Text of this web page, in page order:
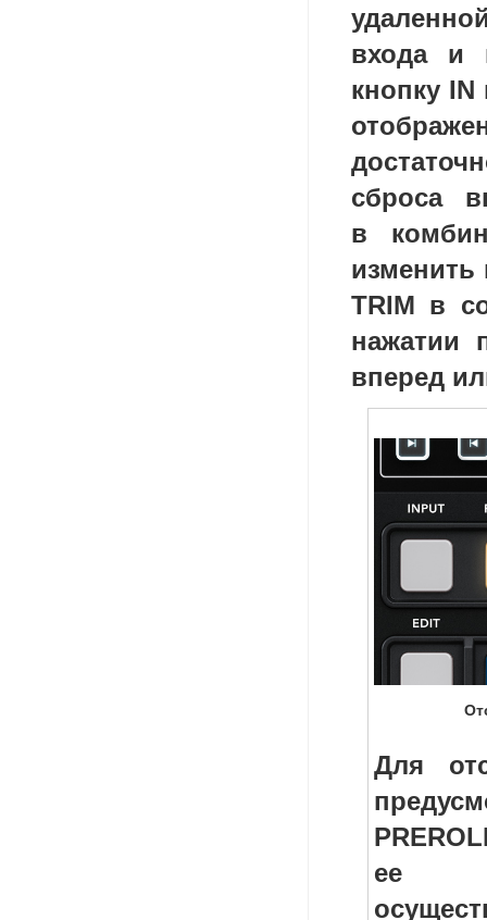
входа и
кнопку
сброса
в
TRIM в
нажатии
вперед
Для
ее